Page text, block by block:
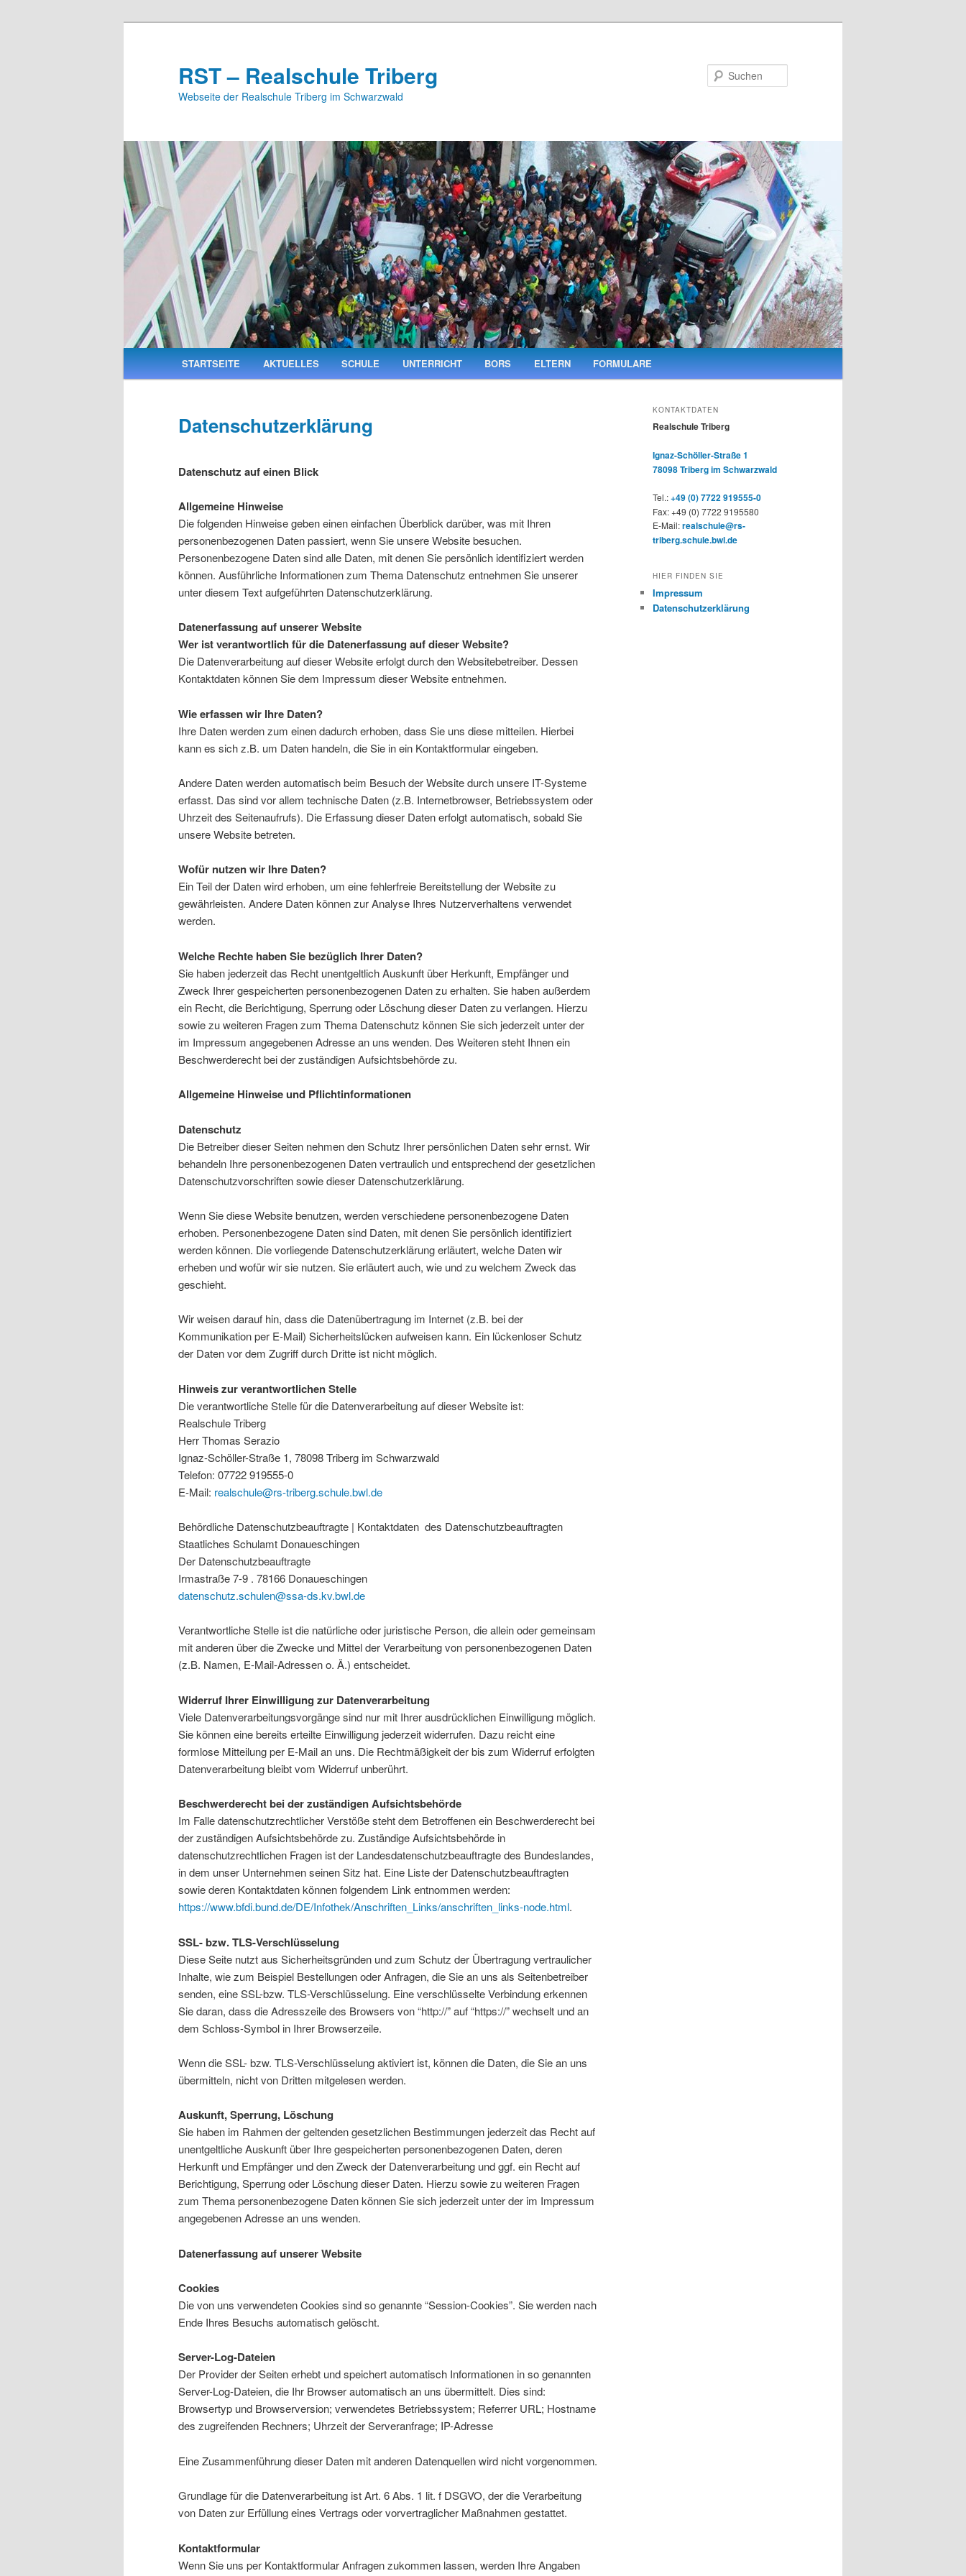
RST – Realschule Triberg
Webseite der Realschule Triberg im Schwarzwald
Hauptmenü STARTSEITE AKTUELLES SCHULE UNTERRICHT BORS ELTERN FORMULARE
Datenschutzerklärung
Datenschutz auf einen Blick
Allgemeine Hinweise
Die folgenden Hinweise geben einen einfachen Überblick darüber, was mit Ihren
personenbezogenen Daten passiert, wenn Sie unsere Website besuchen.
Personenbezogene Daten sind alle Daten, mit denen Sie persönlich identifiziert werden
können. Ausführliche Informationen zum Thema Datenschutz entnehmen Sie unserer
unter diesem Text aufgeführten Datenschutzerklärung.
Datenerfassung auf unserer Website
Wer ist verantwortlich für die Datenerfassung auf dieser Website?
Die Datenverarbeitung auf dieser Website erfolgt durch den Websitebetreiber. Dessen
Kontaktdaten können Sie dem Impressum dieser Website entnehmen.
Wie erfassen wir Ihre Daten?
Ihre Daten werden zum einen dadurch erhoben, dass Sie uns diese mitteilen. Hierbei
kann es sich z.B. um Daten handeln, die Sie in ein Kontaktformular eingeben.
Andere Daten werden automatisch beim Besuch der Website durch unsere IT-Systeme
erfasst. Das sind vor allem technische Daten (z.B. Internetbrowser, Betriebssystem oder
Uhrzeit des Seitenaufrufs). Die Erfassung dieser Daten erfolgt automatisch, sobald Sie
unsere Website betreten.
Wofür nutzen wir Ihre Daten?
Ein Teil der Daten wird erhoben, um eine fehlerfreie Bereitstellung der Website zu
gewährleisten. Andere Daten können zur Analyse Ihres Nutzerverhaltens verwendet
werden.
Welche Rechte haben Sie bezüglich Ihrer Daten?
Sie haben jederzeit das Recht unentgeltlich Auskunft über Herkunft, Empfänger und
Zweck Ihrer gespeicherten personenbezogenen Daten zu erhalten. Sie haben außerdem
ein Recht, die Berichtigung, Sperrung oder Löschung dieser Daten zu verlangen. Hierzu
sowie zu weiteren Fragen zum Thema Datenschutz können Sie sich jederzeit unter der
im Impressum angegebenen Adresse an uns wenden. Des Weiteren steht Ihnen ein
Beschwerderecht bei der zuständigen Aufsichtsbehörde zu.
Allgemeine Hinweise und Pflichtinformationen
Datenschutz
Die Betreiber dieser Seiten nehmen den Schutz Ihrer persönlichen Daten sehr ernst. Wir
behandeln Ihre personenbezogenen Daten vertraulich und entsprechend der gesetzlichen
Datenschutzvorschriften sowie dieser Datenschutzerklärung.
Wenn Sie diese Website benutzen, werden verschiedene personenbezogene Daten
erhoben. Personenbezogene Daten sind Daten, mit denen Sie persönlich identifiziert
werden können. Die vorliegende Datenschutzerklärung erläutert, welche Daten wir
erheben und wofür wir sie nutzen. Sie erläutert auch, wie und zu welchem Zweck das
geschieht.
Wir weisen darauf hin, dass die Datenübertragung im Internet (z.B. bei der
Kommunikation per E-Mail) Sicherheitslücken aufweisen kann. Ein lückenloser Schutz
der Daten vor dem Zugriff durch Dritte ist nicht möglich.
Hinweis zur verantwortlichen Stelle
Die verantwortliche Stelle für die Datenverarbeitung auf dieser Website ist:
Realschule Triberg
Herr Thomas Serazio
Ignaz-Schöller-Straße 1, 78098 Triberg im Schwarzwald
Telefon: 07722 919555-0
E-Mail: realschule@rs-triberg.schule.bwl.de
Behördliche Datenschutzbeauftragte | Kontaktdaten des Datenschutzbeauftragten
Staatliches Schulamt Donaueschingen
Der Datenschutzbeauftragte
Irmastraße 7-9 . 78166 Donaueschingen
datenschutz.schulen@ssa-ds.kv.bwl.de
Verantwortliche Stelle ist die natürliche oder juristische Person, die allein oder gemeinsam
mit anderen über die Zwecke und Mittel der Verarbeitung von personenbezogenen Daten
(z.B. Namen, E-Mail-Adressen o. Ä.) entscheidet.
Widerruf Ihrer Einwilligung zur Datenverarbeitung
Viele Datenverarbeitungsvorgänge sind nur mit Ihrer ausdrücklichen Einwilligung möglich.
Sie können eine bereits erteilte Einwilligung jederzeit widerrufen. Dazu reicht eine
formlose Mitteilung per E-Mail an uns. Die Rechtmäßigkeit der bis zum Widerruf erfolgten
Datenverarbeitung bleibt vom Widerruf unberührt.
Beschwerderecht bei der zuständigen Aufsichtsbehörde
Im Falle datenschutzrechtlicher Verstöße steht dem Betroffenen ein Beschwerderecht bei
der zuständigen Aufsichtsbehörde zu. Zuständige Aufsichtsbehörde in
datenschutzrechtlichen Fragen ist der Landesdatenschutzbeauftragte des Bundeslandes,
in dem unser Unternehmen seinen Sitz hat. Eine Liste der Datenschutzbeauftragten
sowie deren Kontaktdaten können folgendem Link entnommen werden:
https://www.bfdi.bund.de/DE/Infothek/Anschriften_Links/anschriften_links-node.html.
SSL- bzw. TLS-Verschlüsselung
Diese Seite nutzt aus Sicherheitsgründen und zum Schutz der Übertragung vertraulicher
Inhalte, wie zum Beispiel Bestellungen oder Anfragen, die Sie an uns als Seitenbetreiber
senden, eine SSL-bzw. TLS-Verschlüsselung. Eine verschlüsselte Verbindung erkennen
Sie daran, dass die Adresszeile des Browsers von “http://” auf “https://” wechselt und an
dem Schloss-Symbol in Ihrer Browserzeile.
Wenn die SSL- bzw. TLS-Verschlüsselung aktiviert ist, können die Daten, die Sie an uns
übermitteln, nicht von Dritten mitgelesen werden.
Auskunft, Sperrung, Löschung
Sie haben im Rahmen der geltenden gesetzlichen Bestimmungen jederzeit das Recht auf
unentgeltliche Auskunft über Ihre gespeicherten personenbezogenen Daten, deren
Herkunft und Empfänger und den Zweck der Datenverarbeitung und ggf. ein Recht auf
Berichtigung, Sperrung oder Löschung dieser Daten. Hierzu sowie zu weiteren Fragen
zum Thema personenbezogene Daten können Sie sich jederzeit unter der im Impressum
angegebenen Adresse an uns wenden.
Datenerfassung auf unserer Website
Cookies
Die von uns verwendeten Cookies sind so genannte “Session-Cookies”. Sie werden nach
Ende Ihres Besuchs automatisch gelöscht.
Server-Log-Dateien
Der Provider der Seiten erhebt und speichert automatisch Informationen in so genannten
Server-Log-Dateien, die Ihr Browser automatisch an uns übermittelt. Dies sind:
Browsertyp und Browserversion; verwendetes Betriebssystem; Referrer URL; Hostname
des zugreifenden Rechners; Uhrzeit der Serveranfrage; IP-Adresse
Eine Zusammenführung dieser Daten mit anderen Datenquellen wird nicht vorgenommen.
Grundlage für die Datenverarbeitung ist Art. 6 Abs. 1 lit. f DSGVO, der die Verarbeitung
von Daten zur Erfüllung eines Vertrags oder vorvertraglicher Maßnahmen gestattet.
Kontaktformular
Wenn Sie uns per Kontaktformular Anfragen zukommen lassen, werden Ihre Angaben
KONTAKTDATEN
Realschule Triberg
Ignaz-Schöller-Straße 1
78098 Triberg im Schwarzwald
Tel.:+49 (0) 7722 919555-0
Fax: +49 (0) 7722 9195580
E-Mail:realschule@rs-
triberg.schule.bwl.de
HIER FINDEN SIE
Impressum
Datenschutzerklärung